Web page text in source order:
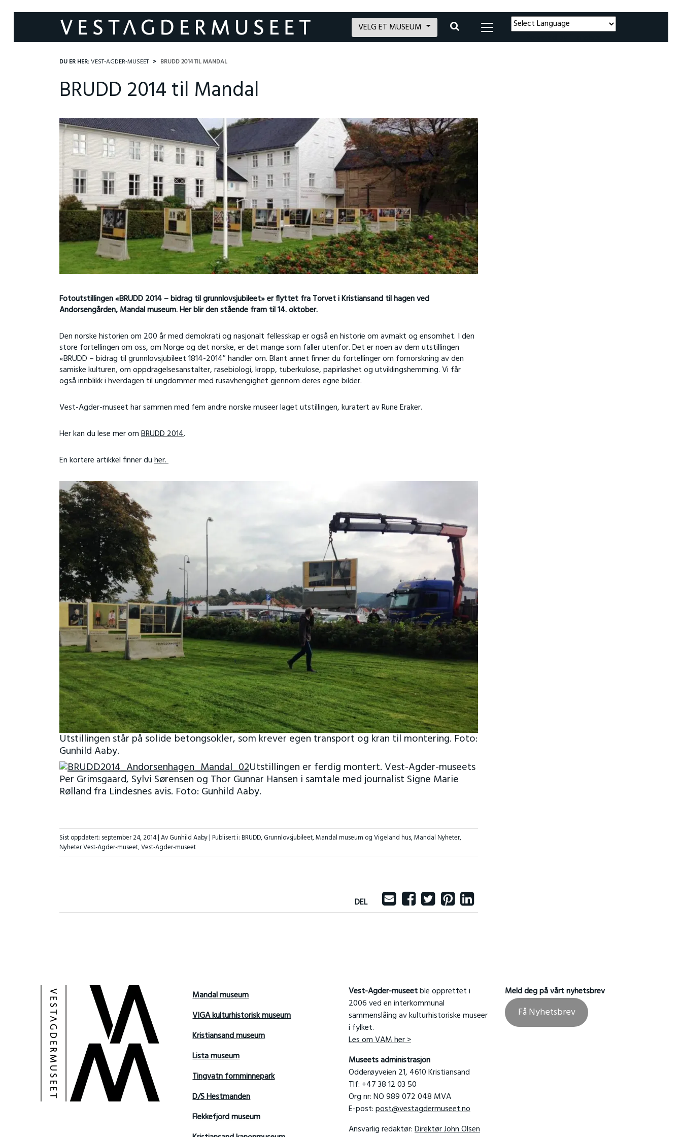
VELG ET MUSEUM
DU ER HER:VEST-AGDER-MUSEET BRUDD 2014 TIL MANDAL
BRUDD 2014 til Mandal
Fotoutstillingen «BRUDD 2014 – bidrag til grunnlovsjubileet» er flyttet fra Torvet i Kristiansand til hagen ved
Andorsengården, Mandal museum. Her blir den stående fram til 14. oktober.
Den norske historien om 200 år med demokrati og nasjonalt fellesskap er også en historie om avmakt og ensomhet. I den
store fortellingen om oss, om Norge og det norske, er det mange som faller utenfor. Det er noen av dem utstillingen
«BRUDD – bidrag til grunnlovsjubileet 1814-2014″ handler om. Blant annet finner du fortellinger om fornorskning av den
samiske kulturen, om oppdragelsesanstalter, rasebiologi, kropp, tuberkulose, papirløshet og utviklingshemming. Vi får
også innblikk i hverdagen til ungdommer med rusavhengighet gjennom deres egne bilder.
Vest-Agder-museet har sammen med fem andre norske museer laget utstillingen, kuratert av Rune Eraker.
Her kan du lese mer omBRUDD 2014.
En kortere artikkel finner duher.
Utstillingen står på solide betongsokler, som krever egen transport og kran til montering. Foto:
Gunhild Aaby.
Utstillingen er ferdig montert. Vest-Agder-museets
Per Grimsgaard, Sylvi Sørensen og Thor Gunnar Hansen i samtale med journalist Signe Marie
Rølland fra Lindesnes avis. Foto: Gunhild Aaby.
Sist oppdatert: september 24, 2014| Av Gunhild Aaby |Publisert i:BRUDD,Grunnlovsjubileet,Mandal museum og Vigeland hus,Mandal Nyheter,
Nyheter Vest-Agder-museet,Vest-Agder-museet
DEL
Mandal museum
VIGA kulturhistorisk museum
Kristiansand museum
Lista museum
Tingvatn fornminnepark
D/S Hestmanden
Flekkefjord museum
Vest-Agder-museetble opprettet i
2006 ved en interkommunal
sammenslåing av kulturhistoriske museer
i fylket.
Les om VAM her >
Museets administrasjon
Odderøyveien 21, 4610 Kristiansand
Tlf: +47 38 12 03 50
Org nr: NO 989 072 048 MVA
E-post:post@vestagdermuseet.no
Ansvarlig redaktør:Direktør John Olsen
Meld deg på vårt nyhetsbrev
Få Nyhetsbrev